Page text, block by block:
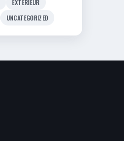
EXTÉRIEUR
UNCATEGORIZED